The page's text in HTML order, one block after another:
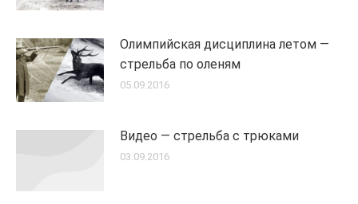
Олимпийская дисциплина летом —
стрельба по оленям
05.09.2016
Видео — стрельба с трюками
03.09.2016